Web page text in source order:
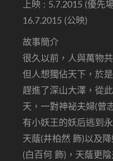
上映 : 5.7.2015 (優先
16.7.2015 (公映)
故事簡介
很久以前，人與萬物
但人想獨佔天下，於
趕進了深山大澤，從
天，一對神祕夫婦(曾
有小妖王的妖后逃到
天蔭(井柏然 飾)以及
(白百何 飾)，天蔭更